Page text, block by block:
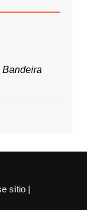
Bandeira
sítio |